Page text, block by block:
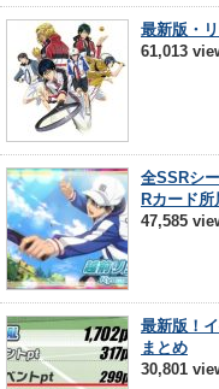
最新版・
61,013
全SSRシ
Rカード
47,585
最新版！
まとめ
30,801